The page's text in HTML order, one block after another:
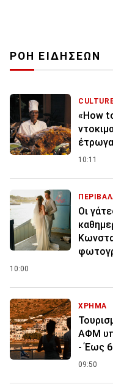
ΡΟΗ ΕΙΔΗΣΕΩΝ
«How
10:11
Οι
10:00
ΧΡΗΜΑ
ΑΦΜ
- Έως
09:50